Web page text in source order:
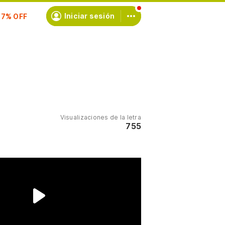
Iniciar sesión
Visualizaciones de la letra
755